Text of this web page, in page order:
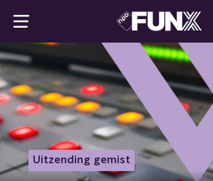
Uitzending gemist